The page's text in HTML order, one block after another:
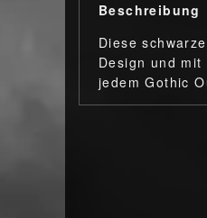
Beschreibung
Diese
Design und
jedem Gothic